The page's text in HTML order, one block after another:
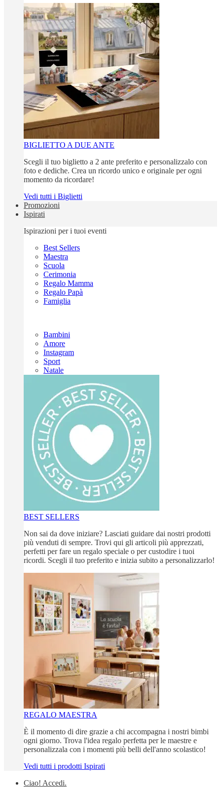
BIGLIETTO A DUE ANTE
Scegli il tuo biglietto a 2 ante preferito e personalizzalo con
foto e dediche. Crea un ricordo unico e originale per ogni
momento da ricordare!
Vedi tutti i Biglietti
Promozioni
Ispirati
Ispirazioni per i tuoi eventi
Best Sellers
Maestra
Scuola
Cerimonia
Regalo Mamma
Regalo Papà
Famiglia
Bambini
Amore
Instagram
Sport
Natale
BEST SELLERS
Non sai da dove iniziare? Lasciati guidare dai nostri prodotti
più venduti di sempre. Trovi qui gli articoli più apprezzati,
perfetti per fare un regalo speciale o per custodire i tuoi
ricordi. Scegli il tuo preferito e inizia subito a personalizzarlo!
REGALO MAESTRA
È il momento di dire grazie a chi accompagna i nostri bimbi
ogni giorno. Trova l'idea regalo perfetta per le maestre e
personalizzala con i momenti più belli dell'anno scolastico!
Vedi tutti i prodotti Ispirati
Ciao! Accedi.